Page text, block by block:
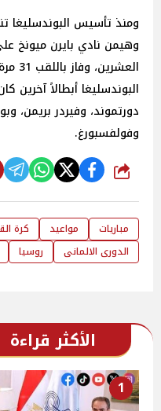
وهيمن نادي بايرن ميونخ
البوندسليغا أبطالاً آخرين
دورتموند، وفيردر بريمن،
وفولفسبورغ.
شارك
مباريات مواعيد كرة
الدورى الالمانى
روسيا
الأكثر قراءة
1